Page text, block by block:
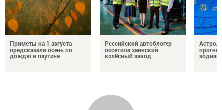
Приметы на 1 августа
предсказали осень по
дождю и паутине
Российский автоблогер
посетила заинский
колёсный завод
зодиака